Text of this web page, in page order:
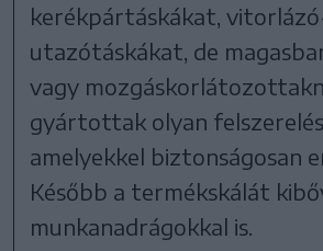
kerékpártáskákat,
utazótáskákat, de
vagy
gyártottak olyan
amelyekkel biztonságosan
Később a termékskálát
munkanadrágokkal is.